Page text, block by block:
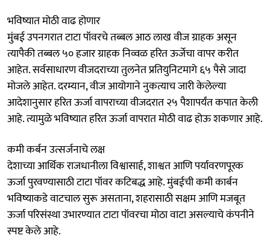
भविष्यात मोठी वाढ होणार
मुंबई उपनगरात टाटा पॉवरचे तब्बल आठ लाख वीज ग्राहक असून
त्यापैकी तब्बल ५० हजार ग्राहक निव्वळ हरित ऊर्जेचा वापर करीत
आहेत. सर्वसाधारण वीजदराच्या तुलनेत प्रतियुनिटमागे ६५ पैसे जादा
मोजले आहेत. दरम्यान, वीज आयोगाने नुकत्याच जारी केलेल्या
आदेशानुसार हरित ऊर्जा वापराच्या वीजदरात २५ पैशापर्यंत कपात केली
आहे. त्यामुळे भविष्यात हरित ऊर्जा वापरात मोठी वाढ होऊ शकणार आहे.
कमी कर्बन उत्सर्जनाचे लक्ष
देशाच्या आर्थिक राजधानीला विश्वासार्ह, शाश्वत आणि पर्यावरणपूरक
ऊर्जा पुरवण्यासाठी टाटा पॉवर कटिबद्ध आहे. मुंबईची कमी कार्बन
भविष्याकडे वाटचाल सुरू असताना, शहरासाठी सक्षम आणि मजबूत
ऊर्जा परिसंस्था उभारण्यात टाटा पॉवरचा मोठा वाटा असल्याचे कंपनीने
स्पष्ट केले आहे.